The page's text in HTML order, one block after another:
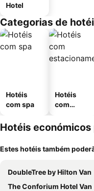
Hotel
Categorias de
Hotéis
com spa
Hotéis
com
mento
Hotéis
Estes hotéis também
DoubleTree by Hilton Van
The Conforium Hotel Van